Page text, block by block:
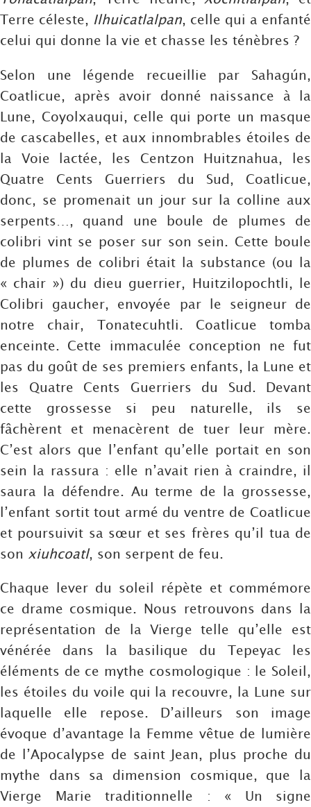
Terre céleste, Ilhuicatlalpan, celle qui a enfanté
celui qui donne la vie et chasse les ténèbres ?
Selon une légende recueillie par Sahagún,
Coatlicue, après avoir donné naissance à la
Lune, Coyolxauqui, celle qui porte un masque
de cascabelles, et aux innombrables étoiles de
la Voie lactée, les Centzon Huitznahua, les
Quatre Cents Guerriers du Sud, Coatlicue,
donc, se promenait un jour sur la colline aux
serpents…, quand une boule de plumes de
colibri vint se poser sur son sein. Cette boule
de plumes de colibri était la substance (ou la
« chair ») du dieu guerrier, Huitzilopochtli, le
Colibri gaucher, envoyée par le seigneur de
notre chair, Tonatecuhtli. Coatlicue tomba
enceinte. Cette immaculée conception ne fut
pas du goût de ses premiers enfants, la Lune et
les Quatre Cents Guerriers du Sud. Devant
cette grossesse si peu naturelle, ils se
fâchèrent et menacèrent de tuer leur mère.
C’est alors que l’enfant qu’elle portait en son
sein la rassura : elle n’avait rien à craindre, il
saura la défendre. Au terme de la grossesse,
l’enfant sortit tout armé du ventre de Coatlicue
et poursuivit sa sœur et ses frères qu’il tua de
son xiuhcoatl, son serpent de feu.
Chaque lever du soleil répète et commémore
ce drame cosmique. Nous retrouvons dans la
représentation de la Vierge telle qu’elle est
vénérée dans la basilique du Tepeyac les
éléments de ce mythe cosmologique : le Soleil,
les étoiles du voile qui la recouvre, la Lune sur
laquelle elle repose. D’ailleurs son image
évoque d’avantage la Femme vêtue de lumière
de l’Apocalypse de saint Jean, plus proche du
mythe dans sa dimension cosmique, que la
Vierge Marie traditionnelle : « Un signe